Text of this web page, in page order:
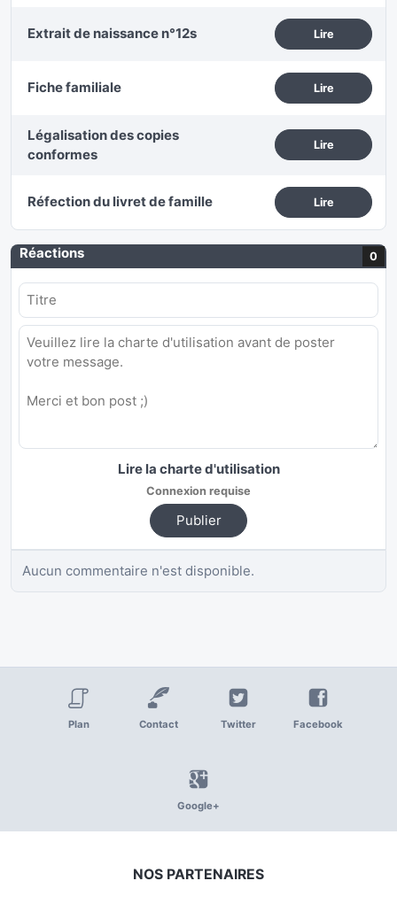
Extrait de naissance n°12s Lire
Fiche familiale Lire
Légalisation des copies
conformes
Lire
Réfection du livret de famille Lire
Réactions 0
Lire la charte d'utilisation
Connexion requise
Publier
Aucun commentaire n'est disponible.
Plan Contact Twitter Facebook
Google+
NOS PARTENAIRES